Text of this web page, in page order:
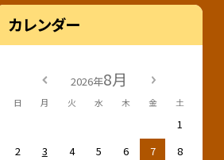
カレンダー
2026年8月
日 月 火 水 木 金 土
1
2
3 4 5 6 7
8